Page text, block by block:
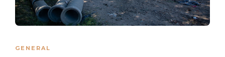
GENERAL